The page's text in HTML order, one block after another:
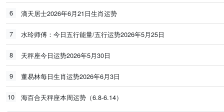
6 滴天居士2026年6月21日生肖运势
7 水玲师傅：今日五行能量/五行运势2026年5月25日
8 天秤座今日运势2026年5月30日
9 董易林每日生肖运势2026年6月3日
10 海百合天秤座本周运势（6.8-6.14）